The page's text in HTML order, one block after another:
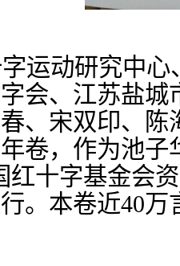
运动研究中
会、江苏盐
、宋双印、
年卷，作为池子
红十字基金会
。本卷近40万